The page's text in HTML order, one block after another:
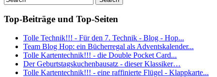
Top-Beiträge und Top-Seiten
Tolle Technik!!! - Für den 7. Technik - Blog - Hop...
Team Blog Hop: ein Bücherregal als Adventskalender...
Tolle Kartentechnik!!! - die Double Pocket Card...
Der Geburtstagskuchenbausatz - dieser Klassiker…
Tolle Kartentechnik!!! - eine raffinierte Flügel - Klappkarte...